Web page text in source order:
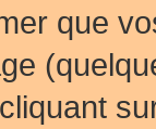
que